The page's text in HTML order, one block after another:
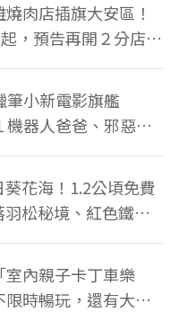
肉店插旗大安區！
，預告再開２分店、
筆小新電影旗艦
機器人爸爸、邪惡正
買翻
花海！1.2公頃免費
松秘境、紅色鐵橋
室內親子卡丁車樂
時暢玩，還有大螢